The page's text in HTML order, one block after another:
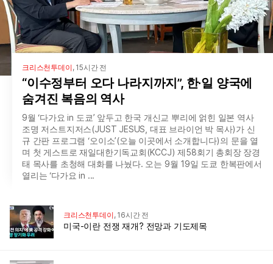
크리스천투데이, 15시간 전
“이수정부터 오다 나라지까지”, 한·일 양국에
숨겨진 복음의 역사
9월 ‘다가요 in 도쿄’ 앞두고 한국 개신교 뿌리에 얽힌 일본 역사
조명 저스트지저스(JUST JESUS, 대표 브라이언 박 목사)가 신
규 간판 프로그램 ‘오이소’(오늘 이곳에서 소개합니다)의 문을 열
며 첫 게스트로 재일대한기독교회(KCCJ) 제58회기 총회장 장경
태 목사를 초청해 대화를 나눴다. 오는 9월 19일 도쿄 한복판에서
열리는 ‘다가요 in ...
크리스천투데이, 16시간 전
미국-이란 전쟁 재개? 전망과 기도제목